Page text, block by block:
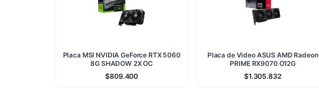
Placa MSI NVIDIA GeForce RTX 5060
8G SHADOW 2X OC
$809.400
Placa de Video ASUS AMD Radeon
PRIME RX9070 O12G
$1.305.832